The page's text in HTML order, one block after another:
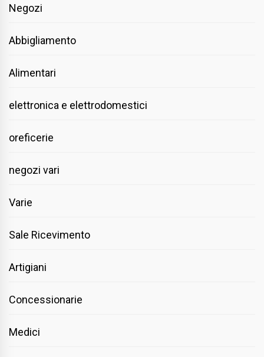
Negozi
Abbigliamento
Alimentari
elettronica e elettrodomestici
oreficerie
negozi vari
Varie
Sale Ricevimento
Artigiani
Concessionarie
Medici